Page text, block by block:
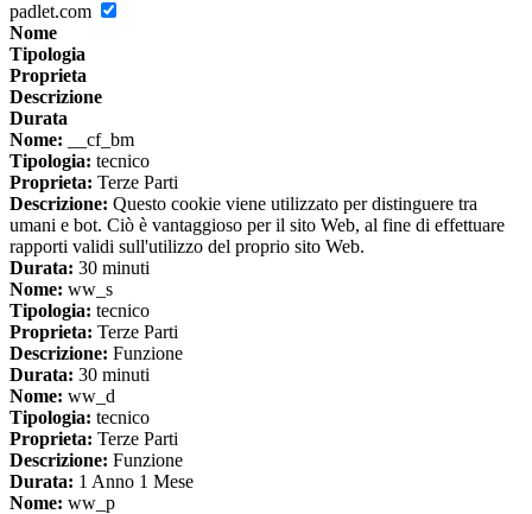
padlet.com
Nome
Tipologia
Proprieta
Descrizione
Durata
Nome: __cf_bm
Tipologia: tecnico
Proprieta: Terze Parti
Descrizione: Questo cookie viene utilizzato per distinguere tra
umani e bot. Ciò è vantaggioso per il sito Web, al fine di effettuare
rapporti validi sull'utilizzo del proprio sito Web.
Durata: 30 minuti
Nome: ww_s
Tipologia: tecnico
Proprieta: Terze Parti
Descrizione: Funzione
Durata: 30 minuti
Nome: ww_d
Tipologia: tecnico
Proprieta: Terze Parti
Descrizione: Funzione
Durata: 1 Anno 1 Mese
Nome: ww_p